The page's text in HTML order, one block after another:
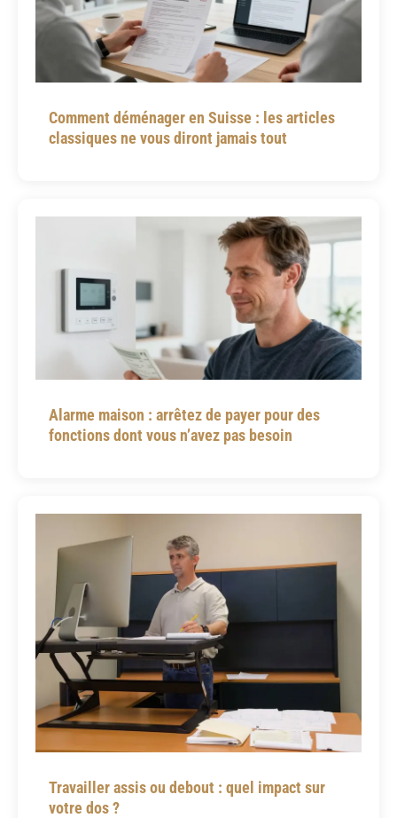
Comment déménager en Suisse : les articles
classiques ne vous diront jamais tout
Alarme maison : arrêtez de payer pour des
fonctions dont vous n’avez pas besoin
Travailler assis ou debout : quel impact sur
votre dos ?